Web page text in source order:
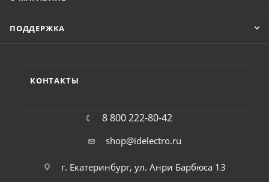
ПОДДЕРЖКА
КОНТАКТЫ
8 800 222-80-42
shop@idelectro.ru
г. Екатеринбург, ул. Анри Барбюса 13